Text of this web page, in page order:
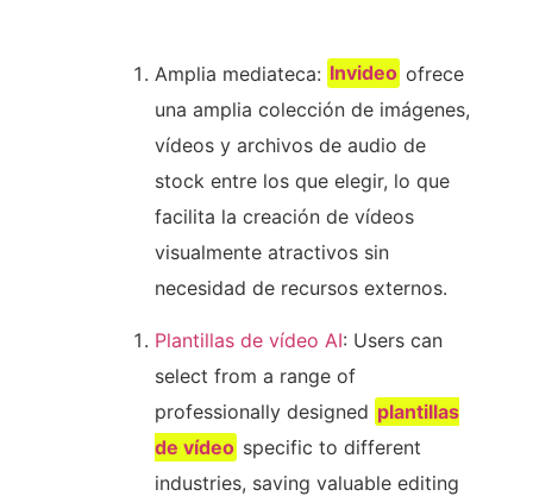
Amplia mediateca: Invideo ofrece
una amplia colección de imágenes,
vídeos y archivos de audio de
stock entre los que elegir, lo que
facilita la creación de vídeos
visualmente atractivos sin
necesidad de recursos externos.
Plantillas de vídeo AI: Users can
select from a range of
professionally designed plantillas
de vídeo specific to different
industries, saving valuable editing